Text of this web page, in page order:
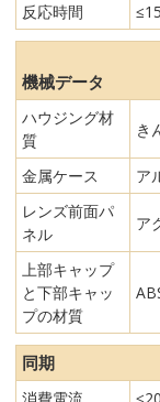
反応時間
機械データ
ハウジング材
質
き
金属ケース
ア
レンズ前面パ
ネル
ア
上部キャップ
と下部キャッ
プの材質
同期